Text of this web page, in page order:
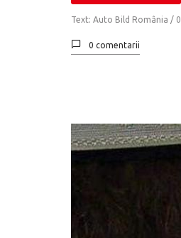
Text: Auto Bild România /
0 comentarii